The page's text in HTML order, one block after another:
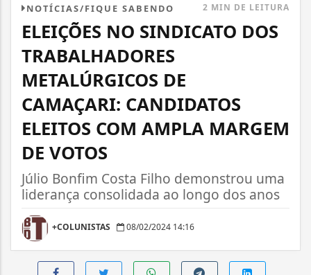
NOTÍCIAS/FIQUE SABENDO 2 MIN DE LEITURA
ELEIÇÕES NO SINDICATO DOS
TRABALHADORES
METALÚRGICOS DE
CAMAÇARI: CANDIDATOS
ELEITOS COM AMPLA MARGEM
DE VOTOS
Júlio Bonfim Costa Filho demonstrou uma
liderança consolidada ao longo dos anos
+COLUNISTAS 08/02/2024 14:16